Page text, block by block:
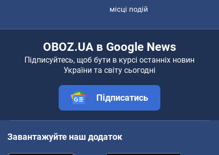
місці подій
OBOZ.UA в Google News
Підписуйтесь, щоб бути в курсі останніх новин
України та світу сьогодні
Підписатись
Завантажуйте наш додаток